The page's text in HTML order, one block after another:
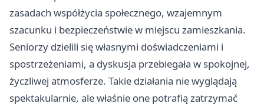
zasadach współżycia społecznego, wzajemnym
szacunku i bezpieczeństwie w miejscu zamieszkania.
Seniorzy dzielili się własnymi doświadczeniami i
spostrzeżeniami, a dyskusja przebiegała w spokojnej,
życzliwej atmosferze. Takie działania nie wyglądają
spektakularnie, ale właśnie one potrafią zatrzymać